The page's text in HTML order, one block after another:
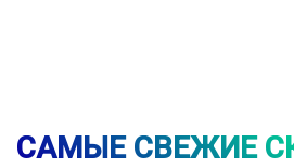
САМЫЕ СВЕЖИЕ